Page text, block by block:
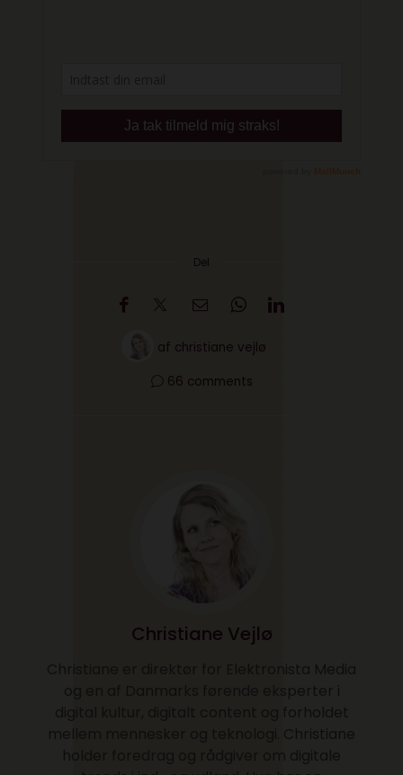
Del
af christiane vejlø
66 comments
Christiane Vejlø